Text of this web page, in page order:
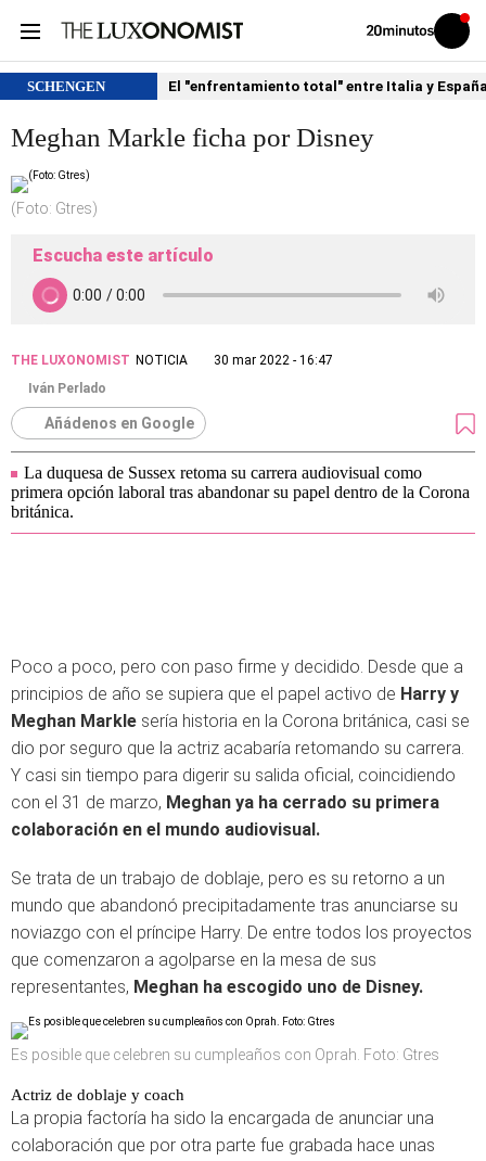
Volver
Iniciar
sesión
SCHENGEN El "enfrentamiento total" entre Italia y
Meghan Markle ficha por Disney
(Foto: Gtres)
Escucha este artículo
THE LUXONOMIST NOTICIA
30 mar 2022 - 16:47
Iván Perlado
Añádenos en Google
La duquesa de Sussex retoma su carrera audiovisual como
primera opción laboral tras abandonar su papel dentro de la Corona
británica.
Poco a poco, pero con paso firme y decidido. Desde que a
principios de año se supiera que el papel activo de Harry y
Meghan Markle sería historia en la Corona británica, casi se
dio por seguro que la actriz acabaría retomando su carrera.
Y casi sin tiempo para digerir su salida oficial, coincidiendo
con el 31 de marzo, Meghan ya ha cerrado su primera
colaboración en el mundo audiovisual.
Se trata de un trabajo de doblaje, pero es su retorno a un
mundo que abandonó precipitadamente tras anunciarse su
noviazgo con el príncipe Harry. De entre todos los proyectos
que comenzaron a agolparse en la mesa de sus
representantes, Meghan ha escogido uno de Disney.
Es posible que celebren su cumpleaños con Oprah. Foto: Gtres
Actriz de doblaje y coach
La propia factoría ha sido la encargada de anunciar una
colaboración que por otra parte fue grabada hace unas